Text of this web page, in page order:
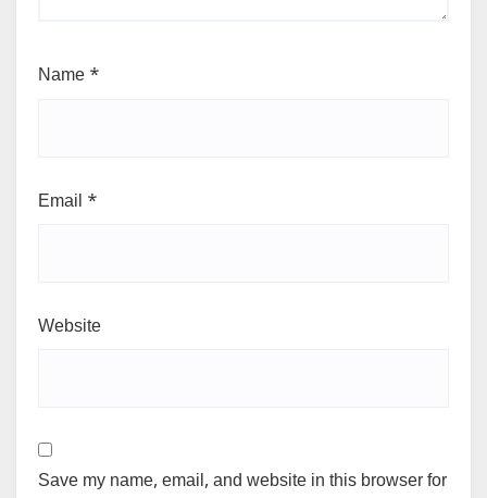
Name *
Email *
Website
Save my name, email, and website in this browser for